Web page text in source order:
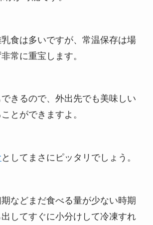
食は多いですが、常温保存は場
常に重宝します。
できるので、外出先でも美味しい
とができますよ。
としてまさにピッタリでしょう。
などまだ食べる量が少ない時期
してすぐに小分けして冷凍すれ